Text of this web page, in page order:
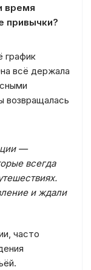
время
привычки?
график
всё держала
возвращалась
—
всегда
и ждали
часто